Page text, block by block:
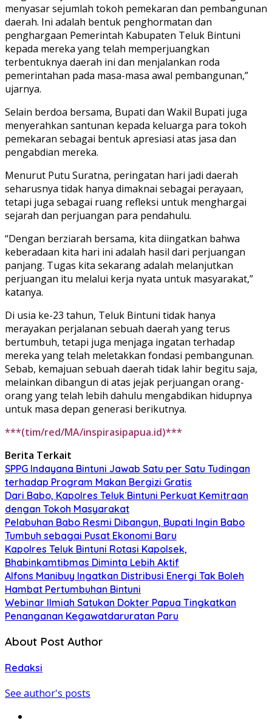
menyasar sejumlah tokoh pemekaran dan pembangunan
daerah. Ini adalah bentuk penghormatan dan
penghargaan Pemerintah Kabupaten Teluk Bintuni
kepada mereka yang telah memperjuangkan
terbentuknya daerah ini dan menjalankan roda
pemerintahan pada masa-masa awal pembangunan,”
ujarnya.
Selain berdoa bersama, Bupati dan Wakil Bupati juga
menyerahkan santunan kepada keluarga para tokoh
pemekaran sebagai bentuk apresiasi atas jasa dan
pengabdian mereka.
Menurut Putu Suratna, peringatan hari jadi daerah
seharusnya tidak hanya dimaknai sebagai perayaan,
tetapi juga sebagai ruang refleksi untuk menghargai
sejarah dan perjuangan para pendahulu.
“Dengan berziarah bersama, kita diingatkan bahwa
keberadaan kita hari ini adalah hasil dari perjuangan
panjang. Tugas kita sekarang adalah melanjutkan
perjuangan itu melalui kerja nyata untuk masyarakat,”
katanya.
Di usia ke-23 tahun, Teluk Bintuni tidak hanya
merayakan perjalanan sebuah daerah yang terus
bertumbuh, tetapi juga menjaga ingatan terhadap
mereka yang telah meletakkan fondasi pembangunan.
Sebab, kemajuan sebuah daerah tidak lahir begitu saja,
melainkan dibangun di atas jejak perjuangan orang-
orang yang telah lebih dahulu mengabdikan hidupnya
untuk masa depan generasi berikutnya.
***(tim/red/MA/inspirasipapua.id)***
Berita Terkait
SPPG Indayana Bintuni Jawab Satu per Satu Tudingan
terhadap Program Makan Bergizi Gratis
Dari Babo, Kapolres Teluk Bintuni Perkuat Kemitraan
dengan Tokoh Masyarakat
Pelabuhan Babo Resmi Dibangun, Bupati Ingin Babo
Tumbuh sebagai Pusat Ekonomi Baru
Kapolres Teluk Bintuni Rotasi Kapolsek,
Bhabinkamtibmas Diminta Lebih Aktif
Alfons Manibuy Ingatkan Distribusi Energi Tak Boleh
Hambat Pertumbuhan Bintuni
Webinar Ilmiah Satukan Dokter Papua Tingkatkan
Penanganan Kegawatdaruratan Paru
About Post Author
Redaksi
See author's posts